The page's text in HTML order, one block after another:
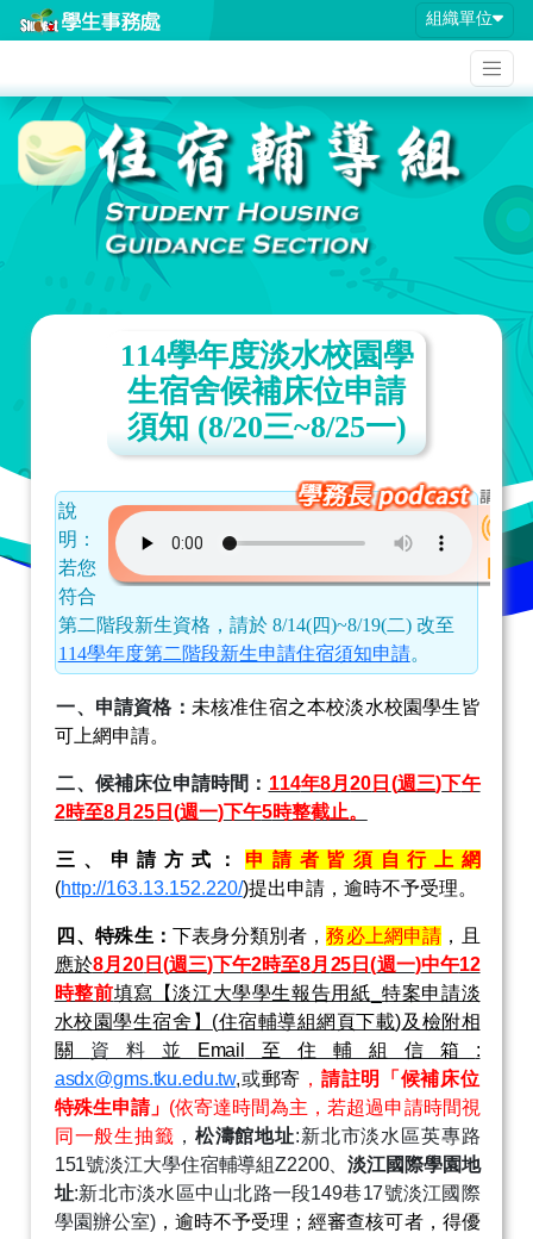
組織單位
114學年度淡水校園學
生宿舍候補床位申請
須知 (8/20三~8/25一)
說
明：
若您
符合
第二階段新生資格，請於 8/14(四)~8/19(二) 改至
114學年度第二階段新生申請住宿須知申請。
一、申請資格： 未核准住宿之本校淡水校園學生皆
可上網申請。
二、候補床位申請時間： 114年8月20 日 (週三)下午
2時至8月 25日 (週一)下午5時整截止。
三、申請方式： 申請者皆須自行 上網
(http://163.13.152.220/)提出申請，逾時不予受理。
四、特殊生：下表身分類別者，務必上網申請 ，且
應於8月 20日 (週三)下午2時至8月 25 日(週一)中午12
時整前填寫【淡江大學學生報告用紙 特案申請淡
水校園學生宿舍】 (住宿輔導組網頁下載)及檢附相
關 資料並 Email 至住輔組信箱 :
asdx@gms.tku.edu.tw,或郵寄 ， 請註明「候補床位
特殊生申請」 (依寄達時間為主，若超過申請時間視
同一般生抽籤 ， 松濤館地址:新北市淡水區英專路
151號淡江大學住宿輔導組Z2200、淡江國際學園地
址:新北市淡水區中山北路一段149巷17號淡江國際
學園辦公室)，逾時不予受理；經審查核可者，得優